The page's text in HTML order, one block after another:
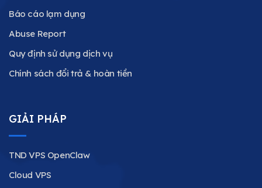
Báo cáo lạm dụng
Abuse Report
Quy định sử dụng dịch vụ
Chính sách đổi trả & hoàn tiền
GIẢI PHÁP
TND VPS OpenClaw
Cloud VPS